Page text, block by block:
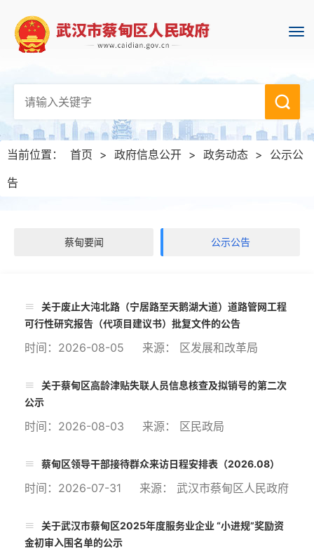
当前位置： 首页 > 政府信息公开 > 政务动态 >
公示公
告
蔡甸要闻 公示公告
关于废止大沌北路（宁居路至天鹅湖大道）道路管网工程
可行性研究报告（代项目建议书）批复文件的公告
时间：2026-08-05 来源： 区发展和改革局
关于蔡甸区高龄津贴失联人员信息核查及拟销号的第二次
公示
时间：2026-08-03 来源： 区民政局
蔡甸区领导干部接待群众来访日程安排表（2026.08）
时间：2026-07-31 来源： 武汉市蔡甸区人民政府
关于武汉市蔡甸区2025年度服务业企业 “小进规”奖励资
金初审入围名单的公示